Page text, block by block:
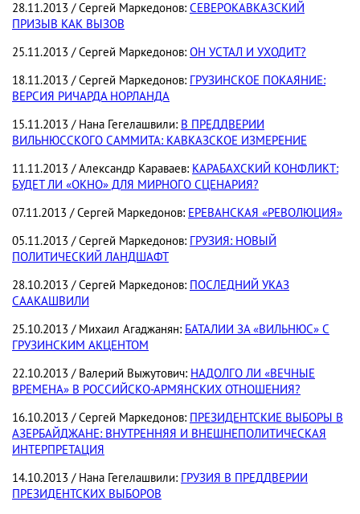
28.11.2013 / Сергей Маркедонов: СЕВЕРОКАВКАЗСКИЙ
ПРИЗЫВ КАК ВЫЗОВ
25.11.2013 / Сергей Маркедонов: ОН УСТАЛ И УХОДИТ?
18.11.2013 / Сергей Маркедонов: ГРУЗИНСКОЕ ПОКАЯНИЕ:
ВЕРСИЯ РИЧАРДА НОРЛАНДА
15.11.2013 / Нана Гегелашвили: В ПРЕДДВЕРИИ
ВИЛЬНЮССКОГО САММИТА: КАВКАЗСКОЕ ИЗМЕРЕНИЕ
11.11.2013 / Александр Караваев: КАРАБАХСКИЙ КОНФЛИКТ:
БУДЕТ ЛИ «ОКНО» ДЛЯ МИРНОГО СЦЕНАРИЯ?
07.11.2013 / Сергей Маркедонов: ЕРЕВАНСКАЯ «РЕВОЛЮЦИЯ»
05.11.2013 / Сергей Маркедонов: ГРУЗИЯ: НОВЫЙ
ПОЛИТИЧЕСКИЙ ЛАНДШАФТ
28.10.2013 / Сергей Маркедонов: ПОСЛЕДНИЙ УКАЗ
СААКАШВИЛИ
25.10.2013 / Михаил Агаджанян: БАТАЛИИ ЗА «ВИЛЬНЮС» С
ГРУЗИНСКИМ АКЦЕНТОМ
22.10.2013 / Валерий Выжутович: НАДОЛГО ЛИ «ВЕЧНЫЕ
ВРЕМЕНА» В РОССИЙСКО-АРМЯНСКИХ ОТНОШЕНИЯ?
16.10.2013 / Сергей Маркедонов: ПРЕЗИДЕНТСКИЕ ВЫБОРЫ В
АЗЕРБАЙДЖАНЕ: ВНУТРЕННЯЯ И ВНЕШНЕПОЛИТИЧЕСКАЯ
ИНТЕРПРЕТАЦИЯ
14.10.2013 / Нана Гегелашвили: ГРУЗИЯ В ПРЕДДВЕРИИ
ПРЕЗИДЕНТСКИХ ВЫБОРОВ